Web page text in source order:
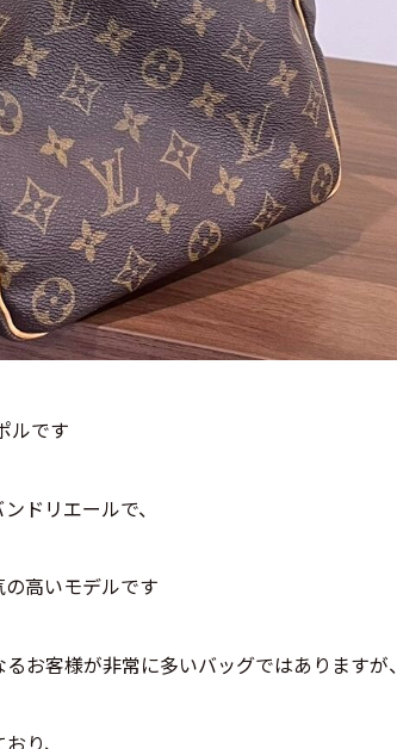
ルです
ドリエールで、
高いモデルです
お客様が非常に多いバッグではありますが、
り、